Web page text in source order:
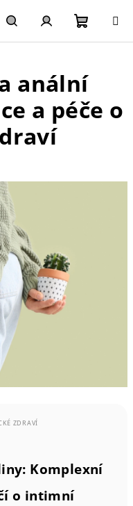
HledatPřihlášení
košík
anální
a péče o
ZDRAVÍ
Komplexní
o intimní